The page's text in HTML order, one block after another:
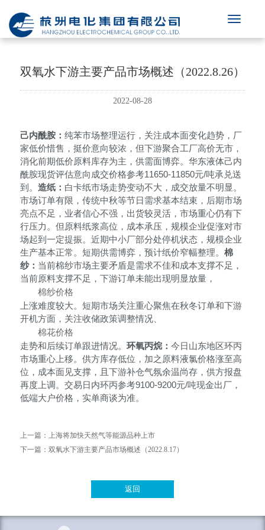
双氧水下游主要产品市场概述（2022.8.26）
2022-08-28
己内酰胺： 纯苯市场整理运行，关注成本面变化趋势，厂
家低价惜售，挺价意向较浓，但下游聚合工厂高价无市，
消化前期低价原料库存为主，供需面博弈。华东液体己内
酰胺现货评估意向成交价格参考11650-11850元/吨承兑送
到。 造纸： 白卡纸市场走势变动不大，成交放量不明显。
市场订单有限，传统中秋等节日需求基本结束，后期市场
亮点不足，业者信心不强，出货较灵活，市场重心仍有下
行压力。但原料纸浆高位，成本承压，规模企业促涨对市
场起到一定提振。近期中小厂部分处停机状态，规模企业
生产基本正常。短期供需博弈，预计纸价窄幅整理。 棉
纱： 当前棉纱市场主要矛盾是需求不佳和成本支撑不足，
当前原料支撑不足，下游订单未能出现明显放量，
棉纱价格
上涨难度较大。短期市场关注重心聚焦在秋冬订单和下游
开机方面，关注收储政策调整情况、
棉花价格
走势和后续订单跟进情况。 环氧丙烷： 今日山东地区环丙
市场重心上移。供方库存低位，加之原料液氯价格涨至高
位，成本面见支撑，且下游补仓气氛余温尚存，供方报盘
再度上调。交易日内环丙参考9100-9200元/吨现金出厂，
低端大户价格，实单商谈为准。
上一篇： 上海将加快天然气等能源品种上市
下一篇： 双氧水下游主要产品市场概述（2022.8.17）
返回